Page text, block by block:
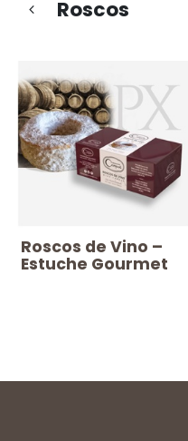
Roscos
Roscos de Vino –
Estuche Gourmet